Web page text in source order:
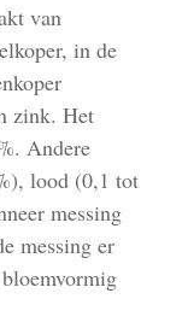
van
in de
zink. Het
Andere
lood (0,1 tot
messing
messing er